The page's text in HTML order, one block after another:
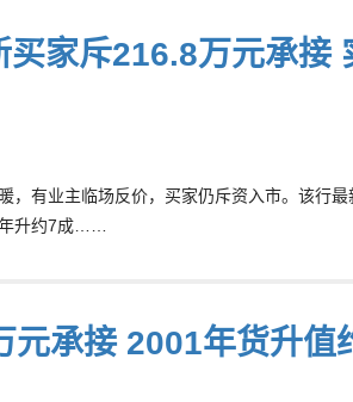
家斥216.8万元承接
，有业主临场反价，买家仍斥资入市。该行最
年升约7成……
元承接 2001年货升值